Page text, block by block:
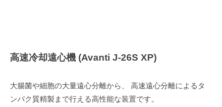
高速冷却遠心機 (Avanti J-26S XP)
大腸菌や細胞の大量遠心分離から、 高速遠心分離によるタ
ンパク質精製まで行える高性能な装置です。